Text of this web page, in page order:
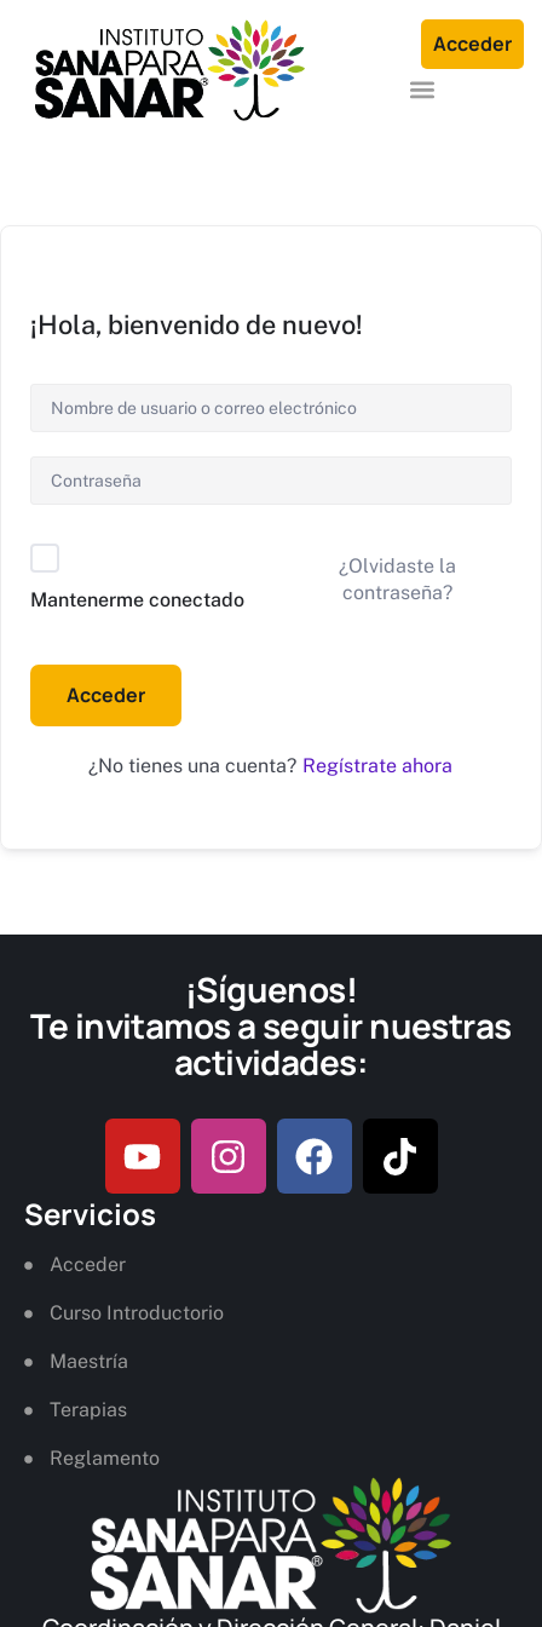
Acceder
¡Hola, bienvenido de nuevo!
Mantenerme conectado
¿Olvidaste la
contraseña?
Acceder
¿No tienes una cuenta? Regístrate ahora
¡Síguenos!
Te invitamos a seguir nuestras
actividades:
Servicios
Acceder
Curso Introductorio
Maestría
Terapias
Reglamento